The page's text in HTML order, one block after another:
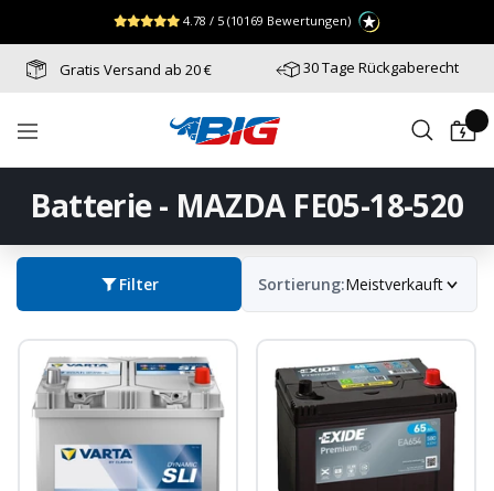
Zum Menü springen
Fußzeile springen
Barrierefreiheits-Widget öffnen
Inhalt
4.78 / 5 (10169 Bewertungen)
Gratis Versand ab 20 € 30 Tage Rückgaberecht
Navigation
Batterie-
Batterie - MAZDA FE05-18-520
Filter Sortierung:Meistverkauft